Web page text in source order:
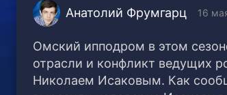
Анатолий Фрумгарц 16
Омский ипподром в этом
отрасли и конфликт ведущих
Николаем Исаковым. Как